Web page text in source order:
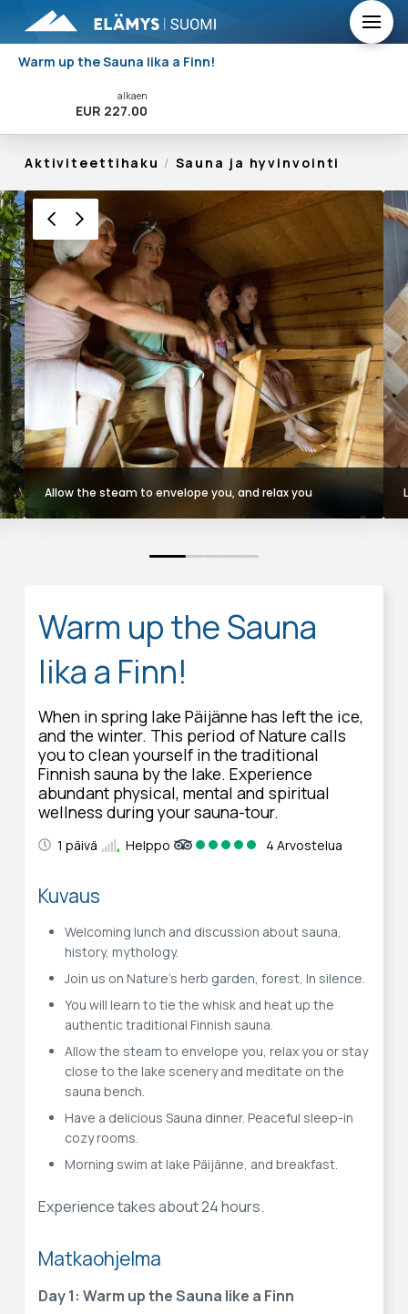
Warm up the Sauna lika a Finn!
alkaen
EUR 227.00
Aktiviteettihaku / Sauna ja hyvinvointi
Allow the steam to envelope you, and relax you
0 1 2 3 4
Warm up the Sauna
lika a Finn!
When in spring lake Päijänne has left the ice,
and the winter. This period of Nature calls
you to clean yourself in the traditional
Finnish sauna by the lake. Experience
abundant physical, mental and spiritual
wellness during your sauna-tour.
1 päivä Helppo 4 Arvostelua
Kuvaus
Welcoming lunch and discussion about sauna,
history, mythology.
Join us on Nature’s herb garden, forest, In silence.
You will learn to tie the whisk and heat up the
authentic traditional Finnish sauna.
Allow the steam to envelope you, relax you or stay
close to the lake scenery and meditate on the
sauna bench.
Have a delicious Sauna dinner. Peaceful sleep-in
cozy rooms.
Morning swim at lake Päijänne, and breakfast.
Experience takes about 24 hours.
Matkaohjelma
Day 1: Warm up the Sauna like a Finn